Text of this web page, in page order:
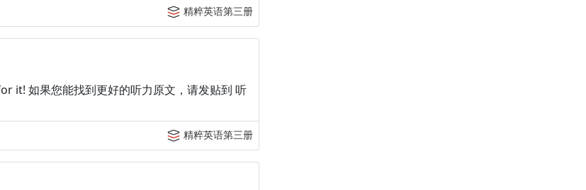
精粹英语第三册
如果您能找到更好的听力原文，请发贴到 听
精粹英语第三册